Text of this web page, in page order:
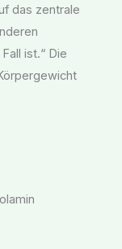
das zentrale
ist.“ Die